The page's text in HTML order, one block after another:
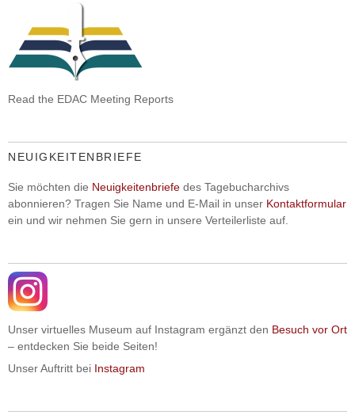
Read the EDAC Meeting Reports
NEUIGKEITENBRIEFE
Sie möchten die Neuigkeitenbriefe des Tagebucharchivs
abonnieren? Tragen Sie Name und E-Mail in unser Kontaktformular
ein und wir nehmen Sie gern in unsere Verteilerliste auf.
Unser virtuelles Museum auf Instagram ergänzt den Besuch vor Ort
– entdecken Sie beide Seiten!
Unser Auftritt bei Instagram